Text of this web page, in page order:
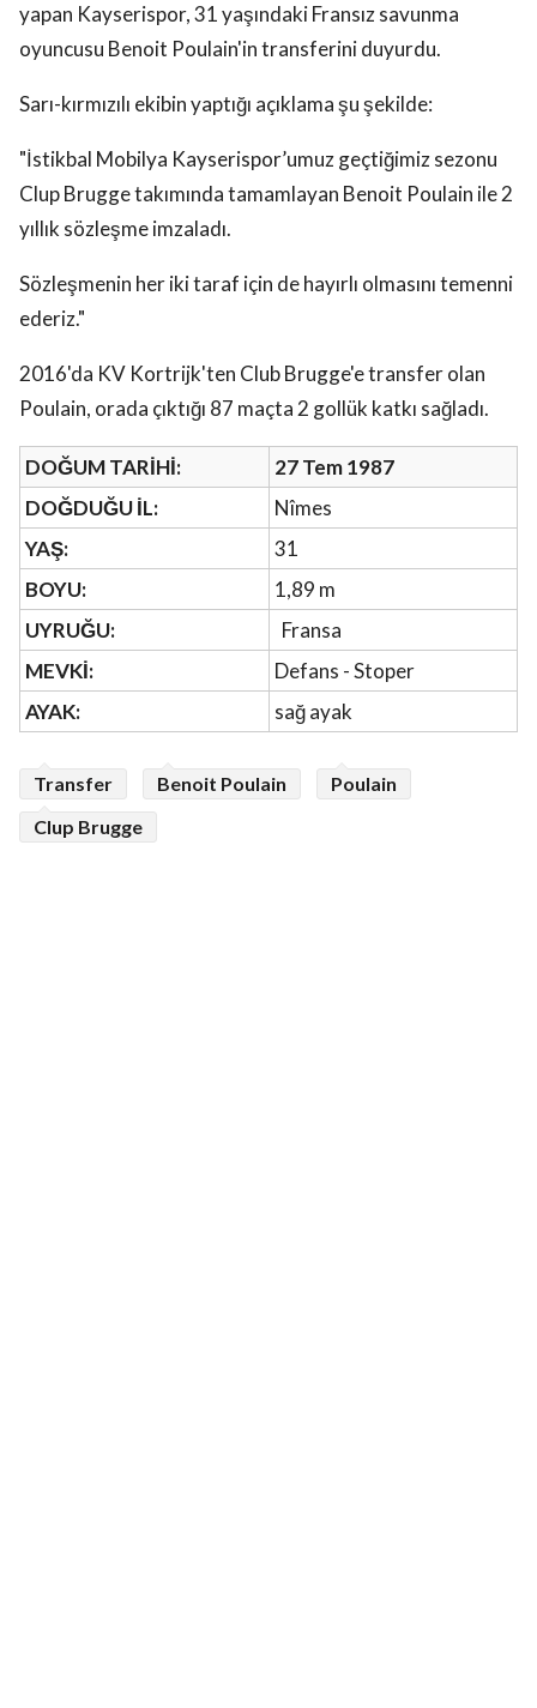
yapan Kayserispor, 31 yaşındaki Fransız savunma
oyuncusu Benoit Poulain'in transferini duyurdu.
Sarı-kırmızılı ekibin yaptığı açıklama şu şekilde:
"İstikbal Mobilya Kayserispor’umuz geçtiğimiz sezonu
Clup Brugge takımında tamamlayan Benoit Poulain ile 2
yıllık sözleşme imzaladı.
Sözleşmenin her iki taraf için de hayırlı olmasını temenni
ederiz."
2016'da KV Kortrijk'ten Club Brugge'e transfer olan
Poulain, orada çıktığı 87 maçta 2 gollük katkı sağladı.
DOĞUM TARİHİ:
27 Tem 1987
DOĞDUĞU İL:
Nîmes
YAŞ:
31
BOYU:
1,89 m
UYRUĞU:
Fransa
MEVKİ:
Defans - Stoper
AYAK:
sağ ayak
Transfer Benoit Poulain
Poulain
Clup Brugge